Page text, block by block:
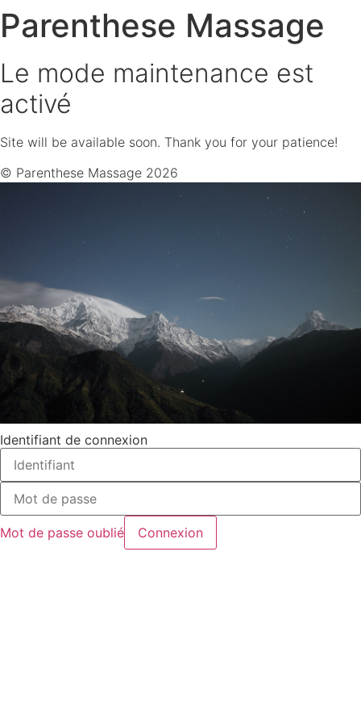
Parenthese Massage
Le mode maintenance est
activé
Site will be available soon. Thank you for your patience!
© Parenthese Massage 2026
Identifiant de connexion
Mot de passe oublié